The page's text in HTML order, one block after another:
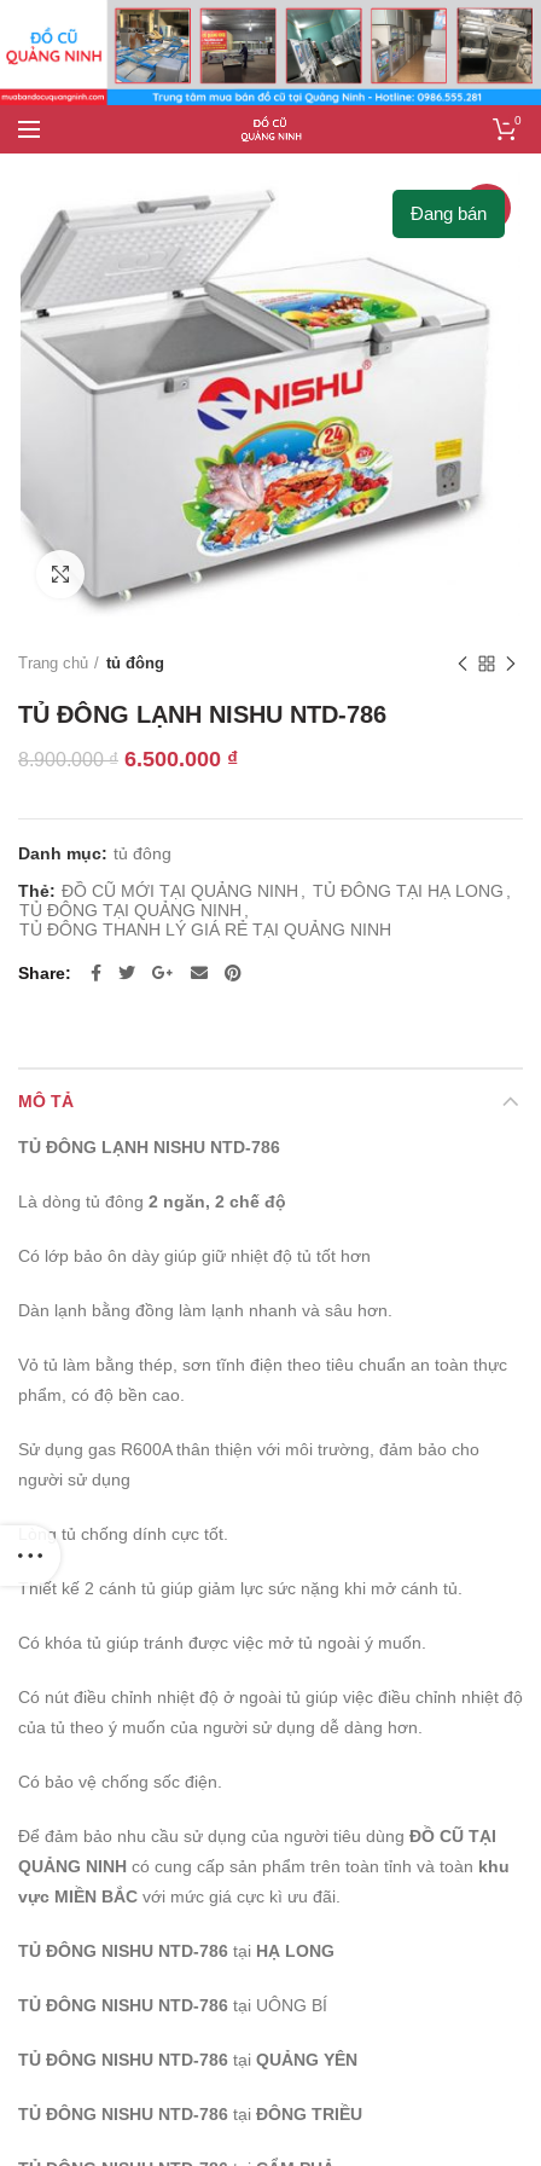
0
-27%
Click to enlarge
Đang bán
Trang chủ tủ đông
TỦ ĐÔNG LẠNH NISHU NTD-786
8.900.000₫ Giá
6.500.000 ₫Giá
Danh mục: tủ đông
Thẻ: ĐỒ CŨ MỚI TẠI QUẢNG NINH TỦ ĐÔNG TẠI HẠ LONG
TỦ ĐÔNG TẠI QUẢNG NINH
TỦ ĐÔNG THANH LÝ GIÁ RẺ TẠI QUẢNG NINH
Share
MÔ TẢ
TỦ ĐÔNG LẠNH NISHU NTD-786
Là dòng tủ đông 2 ngăn, 2 chế độ
Có lớp bảo ôn dày giúp giữ nhiệt độ tủ tốt hơn
Dàn lạnh bằng đồng làm lạnh nhanh và sâu hơn.
Vỏ tủ làm bằng thép, sơn tĩnh điện theo tiêu chuẩn an toàn thực
phẩm, có độ bền cao.
Sử dụng gas R600A thân thiện với môi trường, đảm bảo cho
người sử dụng
Lòng tủ chống dính cực tốt.
Thiết kế 2 cánh tủ giúp giảm lực sức nặng khi mở cánh tủ.
Có khóa tủ giúp tránh được việc mở tủ ngoài ý muốn.
Có nút điều chỉnh nhiệt độ ở ngoài tủ giúp việc điều chỉnh nhiệt độ
của tủ theo ý muốn của người sử dụng dễ dàng hơn.
Có bảo vệ chống sốc điện.
Để đảm bảo nhu cầu sử dụng của người tiêu dùng ĐỒ CŨ TẠI
QUẢNG NINH có cung cấp sản phẩm trên toàn tỉnh và toàn khu
vực MIỀN BẮC với mức giá cực kì ưu đãi.
TỦ ĐÔNG NISHU NTD-786 tại HẠ LONG
TỦ ĐÔNG NISHU NTD-786 tại UÔNG BÍ
TỦ ĐÔNG NISHU NTD-786 tại QUẢNG YÊN
TỦ ĐÔNG NISHU NTD-786 tại ĐÔNG TRIỀU